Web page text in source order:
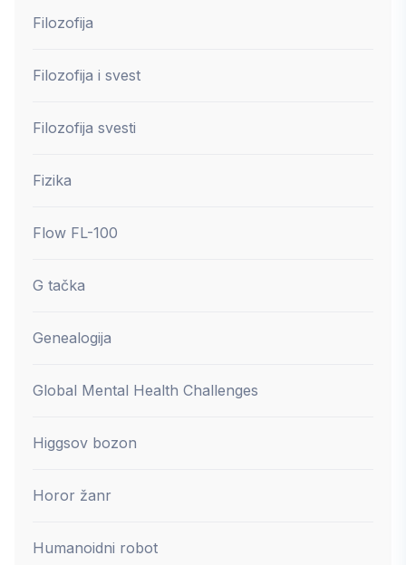
Filozofija
Filozofija i svest
Filozofija svesti
Fizika
Flow FL-100
G tačka
Genealogija
Global Mental Health Challenges
Higgsov bozon
Horor žanr
Humanoidni robot